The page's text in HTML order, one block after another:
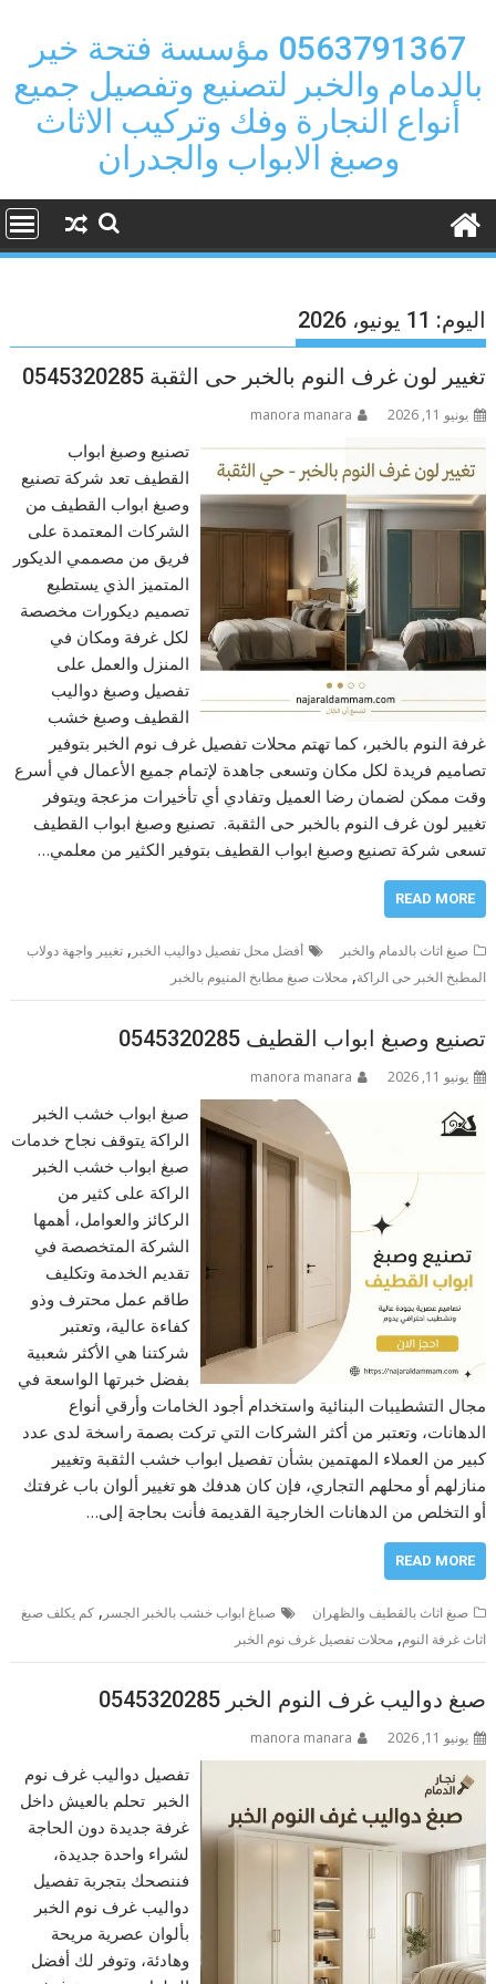
content
0563791367 مؤسسة فتحة خير
بالدمام والخبر لتصنيع وتفصيل جميع
أنواع النجارة وفك وتركيب الاثاث
وصبغ الابواب والجدران
اليوم: 11 يونيو، 2026
تغيير لون غرف النوم بالخبر حى الثقبة 0545320285
يونيو 11, 2026 manora manara
تصنيع وصبغ ابواب
القطيف تعد شركة تصنيع
وصبغ ابواب القطيف من
الشركات المعتمدة على
فريق من مصممي الديكور
المتميز الذي يستطيع
تصميم ديكورات مخصصة
لكل غرفة ومكان في
المنزل والعمل على
تفصيل وصبغ دواليب
القطيف وصبغ خشب
غرفة النوم بالخبر، كما تهتم محلات تفصيل غرف نوم الخبر بتوفير
تصاميم فريدة لكل مكان وتسعى جاهدة لإتمام جميع الأعمال في أسرع
وقت ممكن لضمان رضا العميل وتفادي أي تأخيرات مزعجة ويتوفر
تغيير لون غرف النوم بالخبر حى الثقبة. تصنيع وصبغ ابواب القطيف
تسعى شركة تصنيع وصبغ ابواب القطيف بتوفير الكثير من معلمي…
READ MORE
صبغ اثاث بالدمام والخبر أفضل محل تفصيل دواليب الخبر ,تغيير واجهة دولاب
المطبخ الخبر حى الراكة,محلات صبغ مطابخ المنيوم بالخبر
تصنيع وصبغ ابواب القطيف 0545320285
يونيو 11, 2026 manora manara
صبغ ابواب خشب الخبر
الراكة يتوقف نجاح خدمات
صبغ ابواب خشب الخبر
الراكة على كثير من
الركائز والعوامل، أهمها
الشركة المتخصصة في
تقديم الخدمة وتكليف
طاقم عمل محترف وذو
كفاءة عالية، وتعتبر
شركتنا هي الأكثر شعبية
بفضل خبرتها الواسعة في
مجال التشطيبات البنائية واستخدام أجود الخامات وأرقي أنواع
الدهانات، وتعتبر من أكثر الشركات التي تركت بصمة راسخة لدى عدد
كبير من العملاء المهتمين بشأن تفصيل ابواب خشب الثقبة وتغيير
منازلهم أو محلهم التجاري، فإن كان هدفك هو تغيير ألوان باب غرفتك
أو التخلص من الدهانات الخارجية القديمة فأنت بحاجة إلى…
READ MORE
صبغ اثاث بالقطيف والظهران صباغ ابواب خشب بالخبر الجسر ,كم يكلف صبغ
اثاث غرفة النوم,محلات تفصيل غرف نوم الخبر
صبغ دواليب غرف النوم الخبر 0545320285
يونيو 11, 2026 manora manara
تفصيل دواليب غرف نوم
الخبر تحلم بالعيش داخل
غرفة جديدة دون الحاجة
لشراء واحدة جديدة،
فننصحك بتجربة تفصيل
دواليب غرف نوم الخبر
بألوان عصرية مريحة
وهادئة، وتوفر لك أفضل